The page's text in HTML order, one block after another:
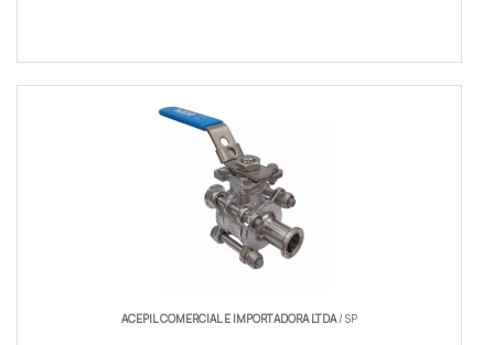
ACEPIL COMERCIAL E IMPORTADORA LTDA/ SP